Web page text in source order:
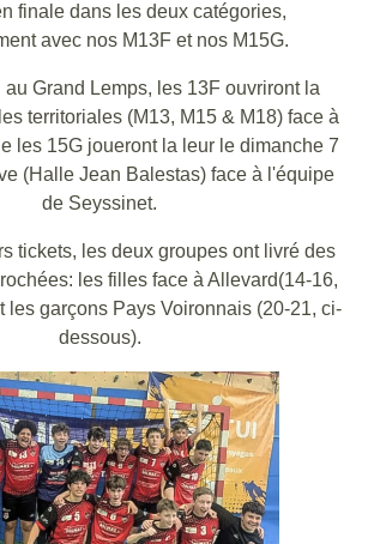
finale dans les deux catégories,
avec nos M13F et nos M15G.
Grand Lemps, les 13F ouvriront la
territoriales (M13, M15 & M18) face à
les 15G joueront la leur le dimanche 7
(Halle Jean Balestas) face à l'équipe
de Seyssinet.
tickets, les deux groupes ont livré des
les filles face à Allevard(14-16,
les garçons Pays Voironnais (20-21, ci-
dessous).